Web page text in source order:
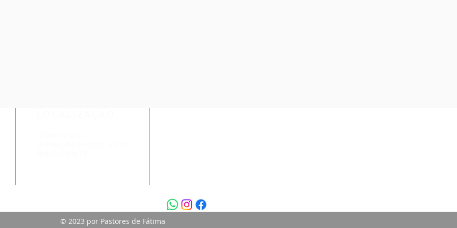
© 2023 por Pastores de Fátima